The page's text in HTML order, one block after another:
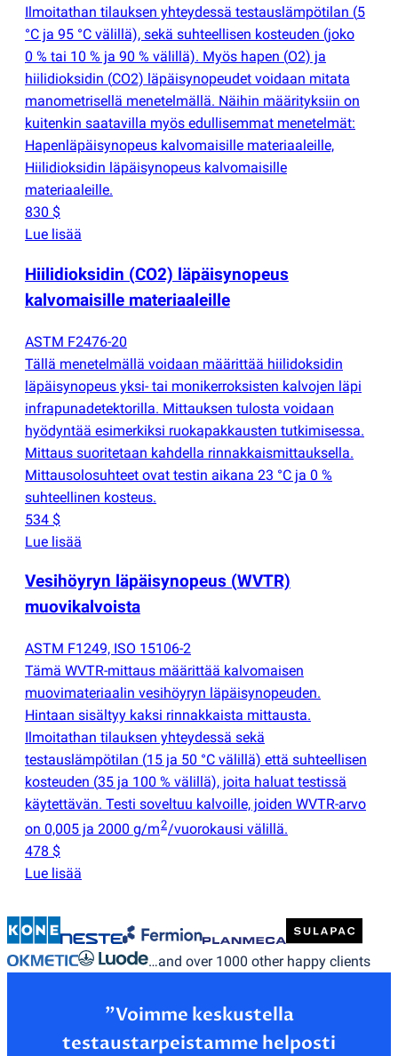
Ilmoitathan tilauksen yhteydessä testauslämpötilan (5
°C ja 95 °C välillä), sekä suhteellisen kosteuden (joko
0 % tai 10 % ja 90 % välillä). Myös hapen (O2) ja
hiilidioksidin (CO2) läpäisynopeudet voidaan mitata
manometrisellä menetelmällä. Näihin määrityksiin on
kuitenkin saatavilla myös edullisemmat menetelmät:
Hapenläpäisynopeus kalvomaisille materiaaleille,
Hiilidioksidin läpäisynopeus kalvomaisille
materiaaleille.
830 $
Lue lisää
Hiilidioksidin (CO2) läpäisynopeus
kalvomaisille materiaaleille
ASTM F2476-20
Tällä menetelmällä voidaan määrittää hiilidoksidin
läpäisynopeus yksi- tai monikerroksisten kalvojen läpi
infrapunadetektorilla. Mittauksen tulosta voidaan
hyödyntää esimerkiksi ruokapakkausten tutkimisessa.
Mittaus suoritetaan kahdella rinnakkaismittauksella.
Mittausolosuhteet ovat testin aikana 23 °C ja 0 %
suhteellinen kosteus.
534 $
Lue lisää
Vesihöyryn läpäisynopeus (WVTR)
muovikalvoista
ASTM F1249, ISO 15106-2
Tämä WVTR-mittaus määrittää kalvomaisen
muovimateriaalin vesihöyryn läpäisynopeuden.
Hintaan sisältyy kaksi rinnakkaista mittausta.
Ilmoitathan tilauksen yhteydessä sekä
testauslämpötilan (15 ja 50 °C välillä) että suhteellisen
kosteuden (35 ja 100 % välillä), joita haluat testissä
käytettävän. Testi soveltuu kalvoille, joiden WVTR-arvo
on 0,005 ja 2000 g/m2/vuorokausi välillä.
478 $
Lue lisää
…and over 1000 other happy clients
”Voimme keskustella
testaustarpeistamme helposti